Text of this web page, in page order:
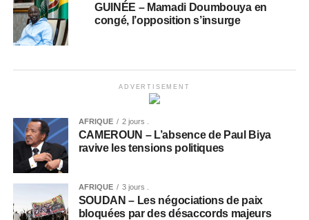
GUINÉE – Mamadi Doumbouya en
congé, l’opposition s’insurge
ADVERTISEMENT
AFRIQUE 2 jours .
CAMEROUN – L’absence de Paul Biya
ravive les tensions politiques
AFRIQUE 3 jours .
SOUDAN – Les négociations de paix
bloquées par des désaccords majeurs